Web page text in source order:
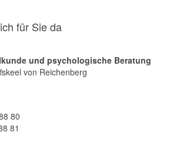
für Sie da
und psychologische Beratung
von Reichenberg
80
81